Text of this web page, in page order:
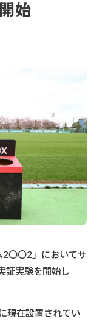
始
〇〇2」においてサ
証実験を開始し
現在設置されてい